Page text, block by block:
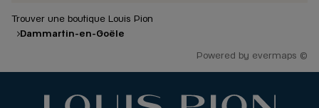
Trouver une boutique Louis Pion
Dammartin-en-Goële
Powered by evermaps ©